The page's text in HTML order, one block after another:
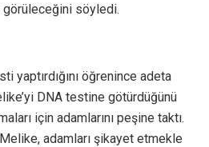
görüleceğini söyledi.
yaptırdığını öğrenince adeta
DNA testine götürdüğünü
için adamlarını peşine taktı.
adamları şikayet etmekle